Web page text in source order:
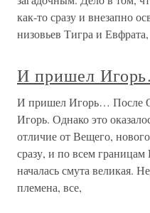
как-то сразу и внезапно
низовьев Тигра и Евфрата,
И пришел
И пришел Игорь… После
Игорь. Однако это
отличие от Вещего,
сразу, и по всем границам
началась смута великая.
племена, все,